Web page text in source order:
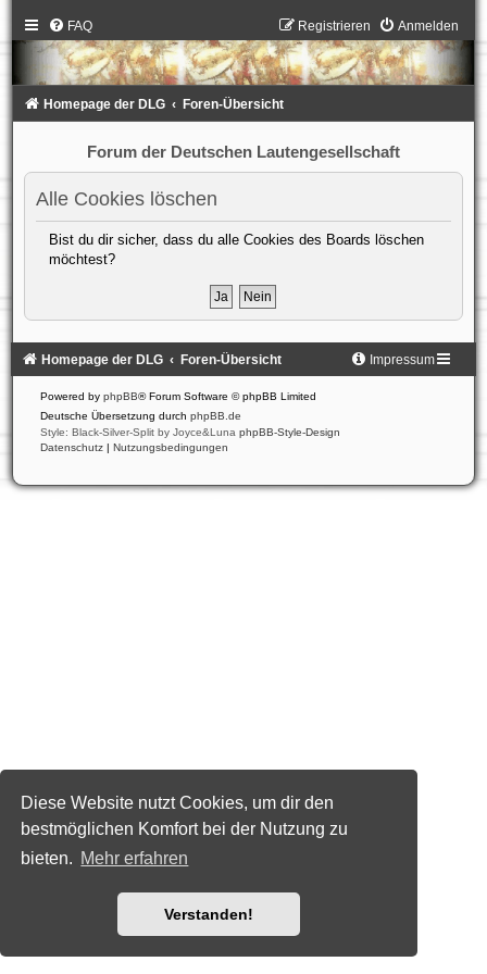
Diese Website nutzt Cookies, um dir den
bestmöglichen Komfort bei der Nutzung zu
bieten. Mehr erfahren
Verstanden!
FAQ Anmelden
Registrieren
Homepage der DLG Foren-Übersicht
Forum der Deutschen Lautengesellschaft
Alle Cookies löschen
Bist du dir sicher, dass du alle Cookies des Boards löschen
möchtest?
Homepage der DLG Foren-Übersicht Impressum
Powered by phpBB® Forum Software © phpBB Limited
Deutsche Übersetzung durch phpBB.de
Style: Black-Silver-Split by Joyce&Luna phpBB-Style-Design
Datenschutz | Nutzungsbedingungen